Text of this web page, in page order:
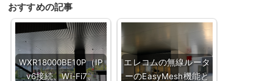
おすすめの記事
WXR18000BE10P（IP
v6接続、Wi-Fi7、
エレコムの無線ルータ
ーのEasyMesh機能と